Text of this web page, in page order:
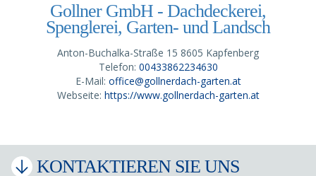
Gollner GmbH - Dachdeckerei,
Spenglerei, Garten- und Landsch
Anton-Buchalka-Straße 15 8605 Kapfenberg
Telefon: 00433862234630
E-Mail: office@gollnerdach-garten.at
Webseite: https://www.gollnerdach-garten.at
KONTAKTIEREN SIE UNS